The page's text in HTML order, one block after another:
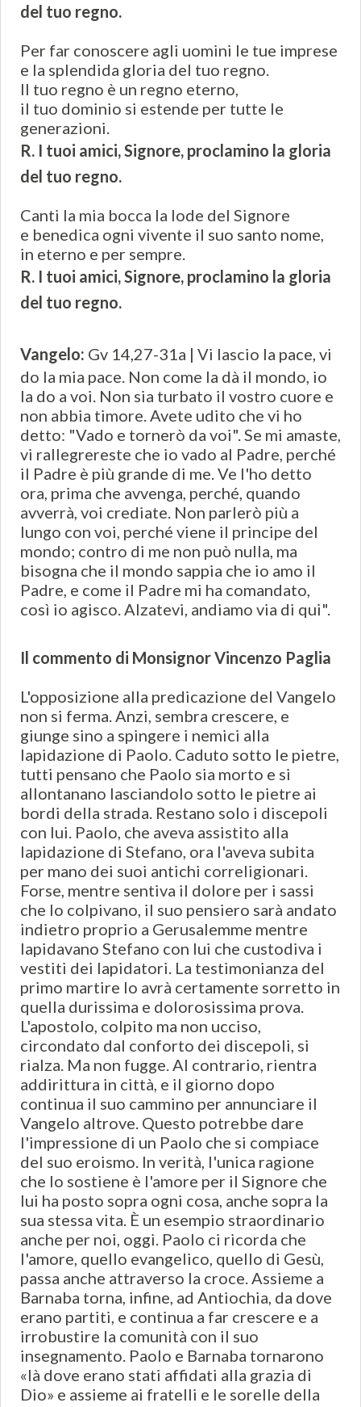
del tuo regno.
Per far conoscere agli uomini le tue imprese
e la splendida gloria del tuo regno.
Il tuo regno è un regno eterno,
il tuo dominio si estende per tutte le
generazioni.
R. I tuoi amici, Signore, proclamino la gloria
del tuo regno.
Canti la mia bocca la lode del Signore
e benedica ogni vivente il suo santo nome,
in eterno e per sempre.
R. I tuoi amici, Signore, proclamino la gloria
del tuo regno.
Vangelo: Gv 14,27-31a | Vi lascio la pace, vi
do la mia pace. Non come la dà il mondo, io
la do a voi. Non sia turbato il vostro cuore e
non abbia timore. Avete udito che vi ho
detto: "Vado e tornerò da voi". Se mi amaste,
vi rallegrereste che io vado al Padre, perché
il Padre è più grande di me. Ve l'ho detto
ora, prima che avvenga, perché, quando
avverrà, voi crediate. Non parlerò più a
lungo con voi, perché viene il principe del
mondo; contro di me non può nulla, ma
bisogna che il mondo sappia che io amo il
Padre, e come il Padre mi ha comandato,
così io agisco. Alzatevi, andiamo via di qui".
Il commento di Monsignor Vincenzo Paglia
L'opposizione alla predicazione del Vangelo
non si ferma. Anzi, sembra crescere, e
giunge sino a spingere i nemici alla
lapidazione di Paolo. Caduto sotto le pietre,
tutti pensano che Paolo sia morto e si
allontanano lasciandolo sotto le pietre ai
bordi della strada. Restano solo i discepoli
con lui. Paolo, che aveva assistito alla
lapidazione di Stefano, ora l'aveva subita
per mano dei suoi antichi correligionari.
Forse, mentre sentiva il dolore per i sassi
che lo colpivano, il suo pensiero sarà andato
indietro proprio a Gerusalemme mentre
lapidavano Stefano con lui che custodiva i
vestiti dei lapidatori. La testimonianza del
primo martire lo avrà certamente sorretto in
quella durissima e dolorosissima prova.
L'apostolo, colpito ma non ucciso,
circondato dal conforto dei discepoli, si
rialza. Ma non fugge. Al contrario, rientra
addirittura in città, e il giorno dopo
continua il suo cammino per annunciare il
Vangelo altrove. Questo potrebbe dare
l'impressione di un Paolo che si compiace
del suo eroismo. In verità, l'unica ragione
che lo sostiene è l'amore per il Signore che
lui ha posto sopra ogni cosa, anche sopra la
sua stessa vita. È un esempio straordinario
anche per noi, oggi. Paolo ci ricorda che
l'amore, quello evangelico, quello di Gesù,
passa anche attraverso la croce. Assieme a
Barnaba torna, infine, ad Antiochia, da dove
erano partiti, e continua a far crescere e a
irrobustire la comunità con il suo
insegnamento. Paolo e Barnaba tornarono
«là dove erano stati affidati alla grazia di
Dio» e assieme ai fratelli e le sorelle della